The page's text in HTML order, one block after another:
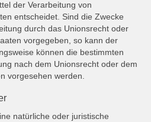
der Verarbeitung von
entscheidet. Sind die Zwecke
durch das Unionsrecht oder
vorgegeben, so kann der
können die bestimmten
nach dem Unionsrecht oder dem
vorgesehen werden.
natürliche oder juristische